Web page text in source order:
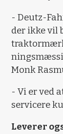
- Deutz-
der ikke vil
Monk
- Vi er ved
service­re
Leverer